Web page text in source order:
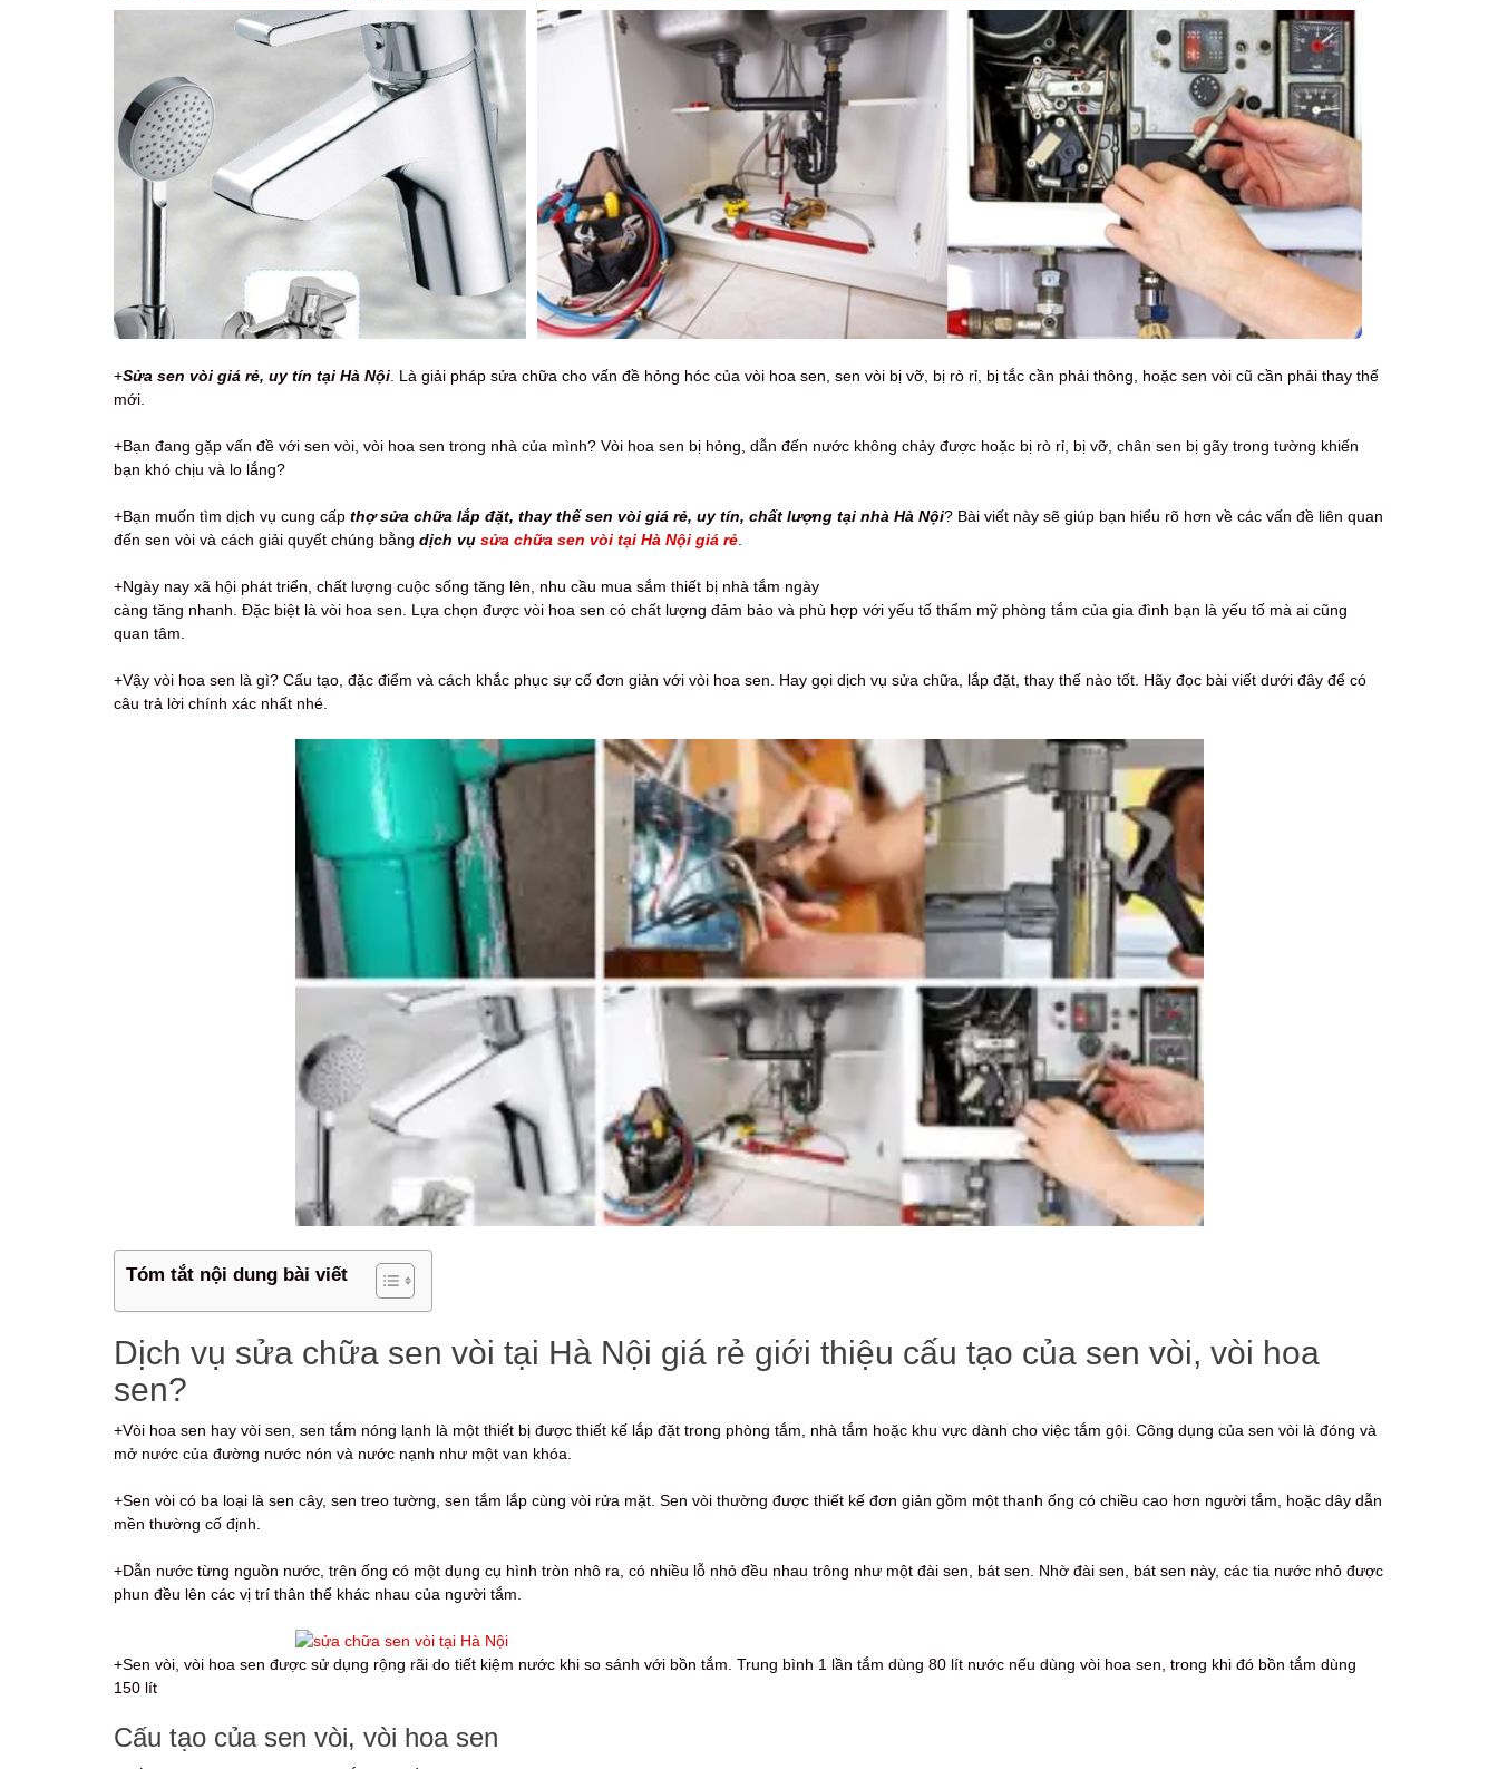
+Sửa sen vòi giá rẻ, uy tín tại Hà Nội . Là giải pháp sửa chữa cho vấn đề hỏng hóc của vòi hoa sen, sen vòi bị vỡ, bị rò rỉ, bị tắc cần phải thông, hoặc sen vòi cũ cần phải thay thế
mới.
+Bạn đang gặp vấn đề với sen vòi, vòi hoa sen trong nhà của mình? Vòi hoa sen bị hỏng, dẫn đến nước không chảy được hoặc bị rò rỉ, bị vỡ, chân sen bị gãy trong tường khiến
bạn khó chịu và lo lắng?
+Bạn muốn tìm dịch vụ cung cấp thợ sửa chữa lắp đặt, thay thế sen vòi giá rẻ, uy tín, chất lượng tại nhà Hà Nội? Bài viết này sẽ giúp bạn hiểu rõ hơn về các vấn đề liên quan
đến sen vòi và cách giải quyết chúng bằng dịch vụ sửa chữa sen vòi tại Hà Nội giá rẻ
+Ngày nay xã hội phát triển, chất lượng cuộc sống tăng lên, nhu cầu mua sắm thiết bị nhà tắm ngày
càng tăng nhanh. Đặc biệt là vòi hoa sen. Lựa chọn được vòi hoa sen có chất lượng đảm bảo và phù hợp với yếu tố thẩm mỹ phòng tắm của gia đình bạn là yếu tố mà ai cũng
quan tâm.
+Vậy vòi hoa sen là gì? Cấu tạo, đặc điểm và cách khắc phục sự cố đơn giản với vòi hoa sen. Hay gọi dịch vụ sửa chữa, lắp đặt, thay thế nào tốt. Hãy đọc bài viết dưới đây để có
câu trả lời chính xác nhất nhé.
Tóm tắt nội dung bài viết
Dịch vụ sửa chữa sen vòi tại Hà Nội giá rẻ giới thiệu cấu tạo của sen vòi, vòi hoa
sen?
+Vòi hoa sen hay vòi sen, sen tắm nóng lạnh là một thiết bị được thiết kế lắp đặt trong phòng tắm, nhà tắm hoặc khu vực dành cho việc tắm gội. Công dụng của sen vòi là đóng và
mở nước của đường nước nón và nước nạnh như một van khóa.
+Sen vòi có ba loại là sen cây, sen treo tường, sen tắm lắp cùng vòi rửa mặt. Sen vòi thường được thiết kế đơn giản gồm một thanh ống có chiều cao hơn người tắm, hoặc dây dẫn
mền thường cố định.
+Dẫn nước từng nguồn nước, trên ống có một dụng cụ hình tròn nhô ra, có nhiều lỗ nhỏ đều nhau trông như một đài sen, bát sen. Nhờ đài sen, bát sen này, các tia nước nhỏ được
phun đều lên các vị trí thân thể khác nhau của người tắm.
+Sen vòi, vòi hoa sen được sử dụng rộng rãi do tiết kiệm nước khi so sánh với bồn tắm. Trung bình 1 lần tắm dùng 80 lít nước nếu dùng vòi hoa sen, trong khi đó bồn tắm dùng
150 lít
Cấu tạo của sen vòi, vòi hoa sen